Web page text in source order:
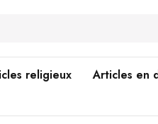
religieux Articles en